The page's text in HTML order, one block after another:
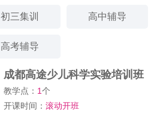
初三集训 高中辅导
高考辅导
成都高途少儿科学实验培训班
教学点： 1个
开课时间：滚动开班